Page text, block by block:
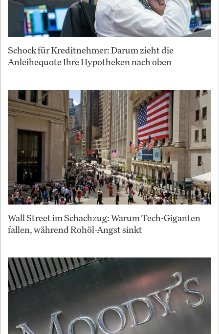
Schock für Kreditnehmer: Darum zieht die
Anleihequote Ihre Hypotheken nach oben
Wall Street im Schachzug: Warum Tech-Giganten
fallen, während Rohöl-Angst sinkt